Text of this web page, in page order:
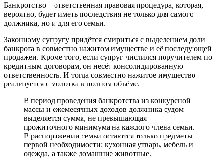
Банкротство – ответственная правовая процедура, которая,
вероятно, будет иметь последствия не только для самого
должника, но и для его семьи.
Законному супругу придётся смириться с выделением доли
банкрота в совместно нажитом имуществе и её последующей
продажей. Кроме того, если супруг числился поручителем по
кредитным договорам, он несёт консолидированную
ответственность. И тогда совместно нажитое имущество
реализуется с молотка в полном объёме.
В период проведения банкротства из конкурсной
массы и ежемесячных доходов должника судом
выделяется сумма, не превышающая
прожиточного минимума на каждого члена семьи.
В распоряжении семьи остаются только предметы
первой необходимости: кухонная утварь, мебель и
одежда, а также домашние животные.